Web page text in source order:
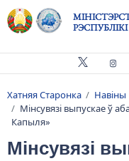
Skip to main content
Breadcrumb
Хатняя Старонка
Навіны
Мінсувязі выпускае ў
Капыля»
Мінсувязі